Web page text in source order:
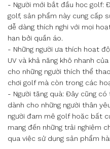
- Người mới bắt đầu học golf:
golf, sản phẩm này cung cấp
dễ dàng thích nghi với mọi
hạn bởi quần áo.
- Những người ưa thích hoạt
UV và khả năng khô nhanh
cho những người thích thể
chơi golf mà còn trong các
- Người tặng quà: Đây cũng
dành cho những người thân
người đam mê golf hoặc bất
mang đến những trải nghiệm
qua việc sử dụng sản phẩm